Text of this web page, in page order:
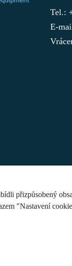
Tel.:
E-
přizpůsobený
"Nastavení